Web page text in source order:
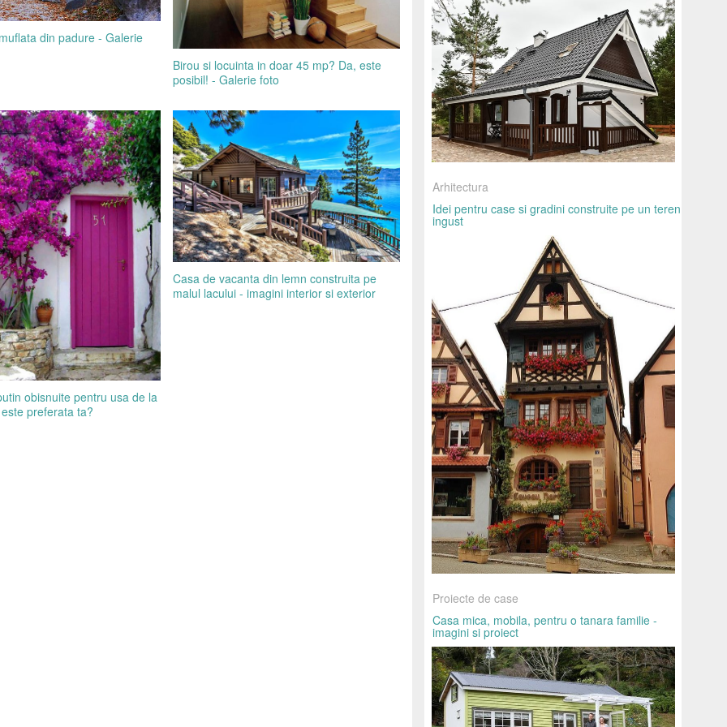
din padure - Galerie
Birou si locuinta in doar 45 mp? Da, este
posibil! - Galerie foto
obisnuite pentru usa de la
preferata ta?
Casa de vacanta din lemn construita pe
malul lacului - imagini interior si exterior
Arhitectura
Idei pentru case si gradini construite pe un teren
ingust
Proiecte de case
Casa mica, mobila, pentru o tanara familie -
imagini si proiect